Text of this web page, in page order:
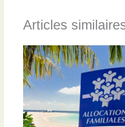
Articles